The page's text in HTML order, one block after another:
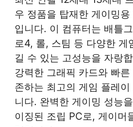
우 정품을 탑재한 게이밍용
입니다. 이 컴퓨터는 배틀
로4, 롤, 스팀 등 다양한 게
길 수 있는 고성능을 자랑
강력한 그래픽 카드와 빠
존하는 최고의 게임 플레
니다. 완벽한 게이밍 성능
이징된 조립 PC로, 게이머